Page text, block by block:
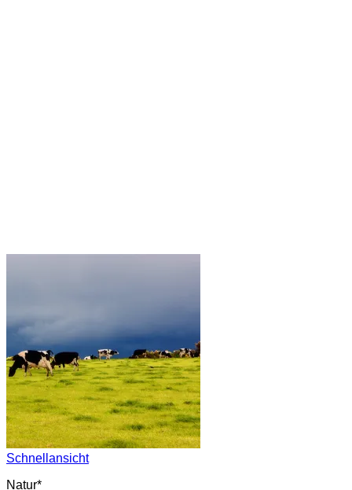
Schnellansicht
Natur*